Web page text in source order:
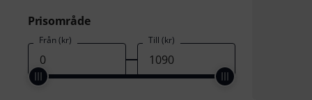
Prisområde
Från (kr) Till (kr)